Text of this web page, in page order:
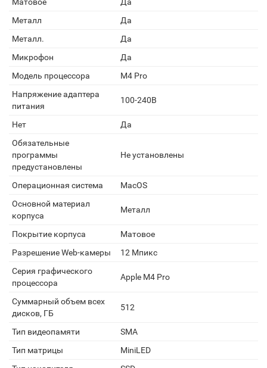
Металл
Да
Металл.
Да
Микрофон
Да
Модель процессора
M4 Pro
Напряжение адаптера
питания
100-240В
Нет
Да
Обязательные
программы
предустановлены
Не установлены
Операционная система
MacOS
Основной материал
корпуса
Металл
Покрытие корпуса
Матовое
Разрешение Web-камеры
12 Мпикс
Серия графического
процессора
Apple M4 Pro
Суммарный объем всех
дисков, ГБ
512
Тип видеопамяти
SMA
Тип матрицы
MiniLED